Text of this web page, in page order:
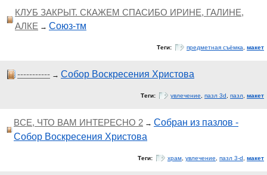
КЛУБ ЗАКРЫТ. СКАЖЕМ СПАСИБО ИРИНЕ, ГАЛИНЕ,
АЛКЕ → Союз-тм
Теги: предметная съёмка макет
----------- → Собор Воскресения Христова
Теги: увлечение пазл 3d пазл макет
ВСЕ, ЧТО ВАМ ИНТЕРЕСНО 2 → Собран из пазлов -
Собор Воскресения Христова
Теги: храм увлечение пазл 3-d макет